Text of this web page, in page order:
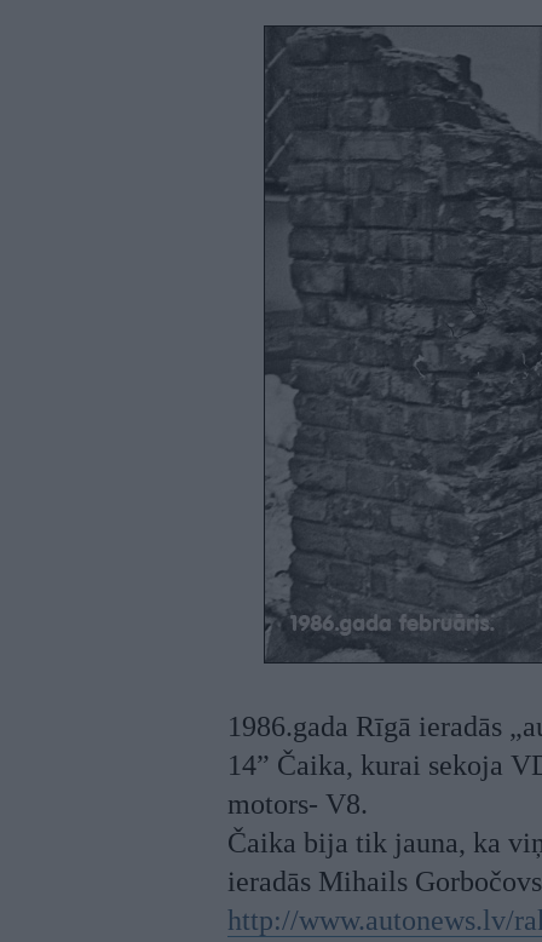
1986.gada Rīgā ieradās
14” Čaika, kurai sekoja
motors- V8.
Čaika bija tik jauna, ka
ieradās Mihails
http://www.autonews.lv/